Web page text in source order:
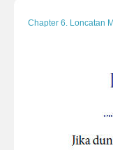
Chapter 6. Loncatan